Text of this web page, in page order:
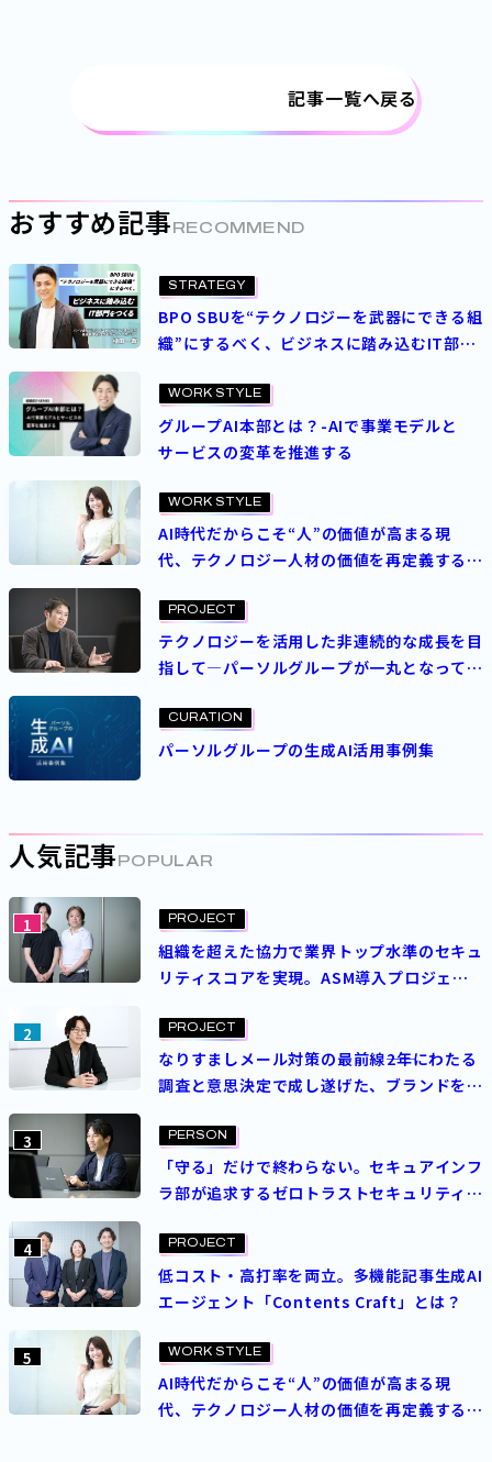
記事一覧へ戻る
おすすめ記事 RECOMMEND
STRATEGY
BPO SBUを“テクノロジーを武器にできる組
織”にするべく、ビジネスに踏み込むIT部門
WORK STYLE
グループAI本部とは？-AIで事業モデルと
サービスの変革を推進する
WORK STYLE
AI時代だからこそ“人”の価値が高まる現
代、テクノロジー人材の価値を再定義する
PROJECT
テクノロジーを活用した非連続的な成長を目
指して―パーソルグループが一丸となって取
CURATION
パーソルグループの生成AI活用事例集
人気記事 POPULAR
1 PROJECT
組織を超えた協力で業界トップ水準のセキュ
リティスコアを実現。ASM導入プロジェク
2 PROJECT
なりすましメール対策の最前線――2年にわたる
調査と意思決定で成し遂げた、ブランドを守
3 PERSON
「守る」だけで終わらない。セキュアインフ
ラ部が追求するゼロトラストセキュリティの
4 PROJECT
低コスト・高打率を両立。多機能記事生成AI
エージェント「Contents Craft」とは？
5 WORK STYLE
AI時代だからこそ“人”の価値が高まる現
代、テクノロジー人材の価値を再定義する